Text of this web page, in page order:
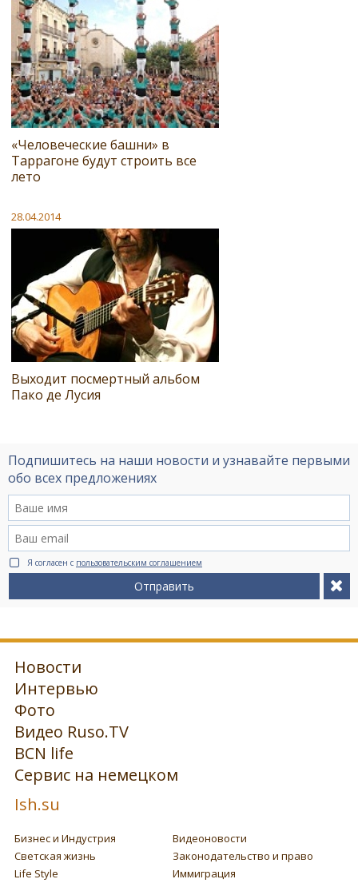
«Человеческие башни» в
Таррагоне будут строить все
лето
28.04.2014
Выходит посмертный альбом
Пако де Лусия
Подпишитесь на наши новости и узнавайте первыми
обо всех предложениях
Я согласен с пользовательским соглашением
Отправить
Новости
Интервью
Фото
Видео Ruso.TV
BCN life
Сервис на немецком
Ish.su
Бизнес и Индустрия
Видеоновости
Светская жизнь
Законодательство и право
Life Style
Иммиграция